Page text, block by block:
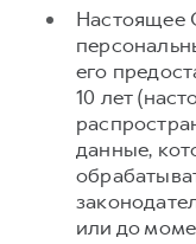
Настоящее
его
10 лет
данные,
или до